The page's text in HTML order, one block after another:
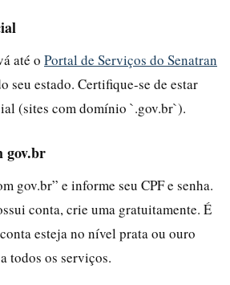
até o Portal de Serviços do Senatran
seu estado. Certifique-se de estar
(sites com domínio `.gov.br`).
gov.br
gov.br” e informe seu CPF e senha.
conta, crie uma gratuitamente. É
esteja no nível prata ou ouro
todos os serviços.